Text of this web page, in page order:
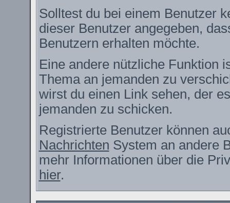
Solltest du bei einem Benutzer
dieser Benutzer angegeben,
Benutzern erhalten möchte.
Eine andere nützliche Funktion
Thema an jemanden zu
wirst du einen Link sehen, der
jemanden zu schicken.
Registrierte Benutzer können
Nachrichten System an andere
mehr Informationen über die
hier.